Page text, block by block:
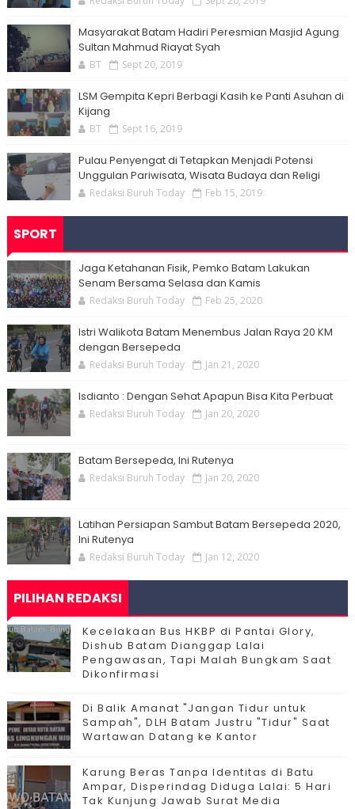
Masyarakat Batam Hadiri Peresmian Masjid Agung
Sultan Mahmud Riayat Syah
BT Sept 20, 2019
LSM Gempita Kepri Berbagi Kasih ke Panti Asuhan di
Kijang
BT Sept 16, 2019
Pulau Penyengat di Tetapkan Menjadi Potensi
Unggulan Pariwisata, Wisata Budaya dan Religi
Redaksi Buruh Today Feb 15, 2019
SPORT
Jaga Ketahanan Fisik, Pemko Batam Lakukan
Senam Bersama Selasa dan Kamis
Redaksi Buruh Today Feb 25, 2020
Istri Walikota Batam Menembus Jalan Raya 20 KM
dengan Bersepeda
Redaksi Buruh Today Jan 21, 2020
Isdianto : Dengan Sehat Apapun Bisa Kita Perbuat
Redaksi Buruh Today Jan 20, 2020
Batam Bersepeda, Ini Rutenya
Redaksi Buruh Today Jan 20, 2020
Latihan Persiapan Sambut Batam Bersepeda 2020,
Ini Rutenya
Redaksi Buruh Today Jan 12, 2020
PILIHAN REDAKSI
Kecelakaan Bus HKBP di Pantai Glory,
Dishub Batam Dianggap Lalai
Pengawasan, Tapi Malah Bungkam Saat
Dikonfirmasi
Di Balik Amanat "Jangan Tidur untuk
Sampah", DLH Batam Justru "Tidur" Saat
Wartawan Datang ke Kantor
Karung Beras Tanpa Identitas di Batu
Ampar, Disperindag Diduga Lalai: 5 Hari
Tak Kunjung Jawab Surat Media